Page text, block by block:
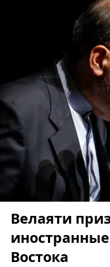
Велаяти
Востока